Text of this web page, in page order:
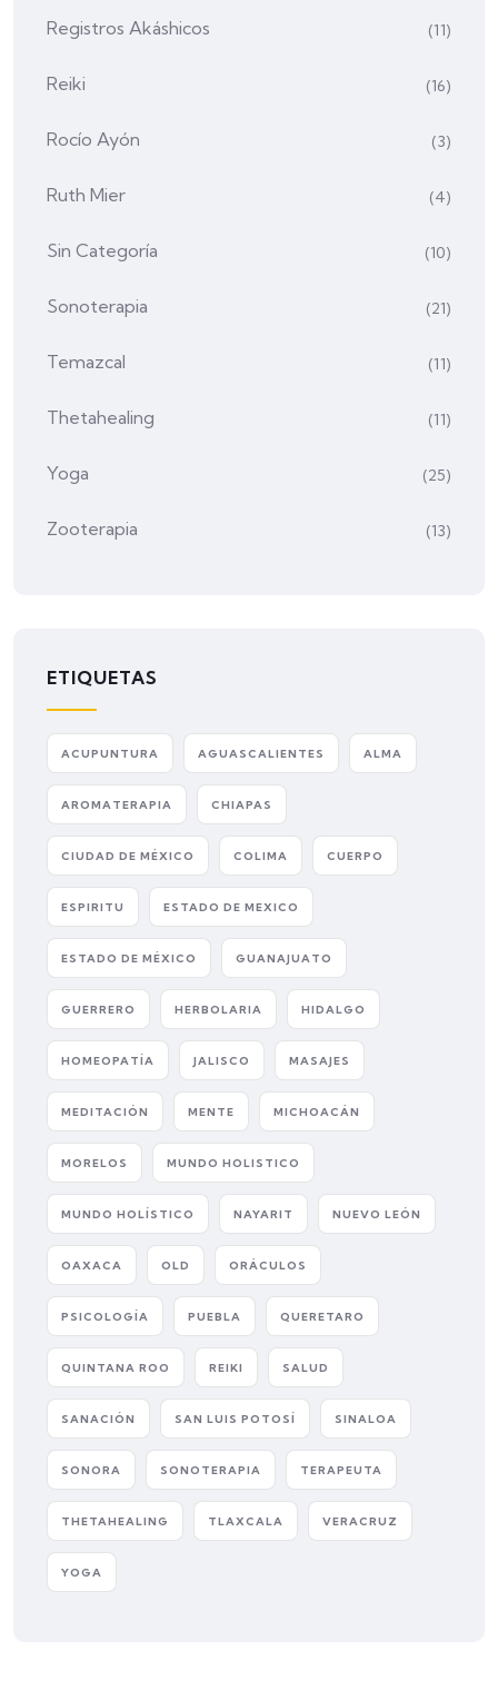
Registros Akáshicos (11)
Reiki (16)
Rocío Ayón (3)
Ruth Mier (4)
Sin Categoría (10)
Sonoterapia (21)
Temazcal (11)
Thetahealing (11)
Yoga (25)
Zooterapia (13)
ETIQUETAS
ACUPUNTURA AGUASCALIENTES ALMA
AROMATERAPIA CHIAPAS
CIUDAD DE MÉXICO COLIMA CUERPO
ESPIRITU ESTADO DE MEXICO
ESTADO DE MÉXICO GUANAJUATO
GUERRERO HERBOLARIA HIDALGO
HOMEOPATÍA JALISCO MASAJES
MEDITACIÓN MENTE MICHOACÁN
MORELOS MUNDO HOLISTICO
MUNDO HOLÍSTICO NAYARIT NUEVO LEÓN
OAXACA OLD ORÁCULOS
PSICOLOGÍA PUEBLA QUERETARO
QUINTANA ROO REIKI SALUD
SANACIÓN SAN LUIS POTOSÍ SINALOA
SONORA SONOTERAPIA TERAPEUTA
THETAHEALING TLAXCALA VERACRUZ
YOGA